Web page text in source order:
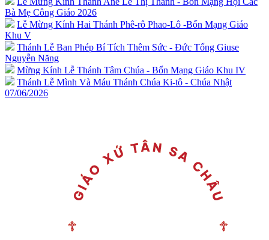
Bà Mẹ Công Giáo 2026
Lễ Mừng Kính Hai Thánh Phê-rô Phao-Lô -Bổn Mạng Giáo
Khu V
Thánh Lễ Ban Phép Bí Tích Thêm Sức - Đức Tổng Giuse
Nguyễn Năng
Mừng Kính Lễ Thánh Tâm Chúa - Bổn Mạng Giáo Khu IV
Thánh Lễ Mình Và Máu Thánh Chúa Ki-tô - Chúa Nhật
07/06/2026